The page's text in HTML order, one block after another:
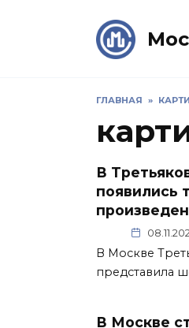
ГЛАВНАЯ »
В
появились
В Москве
представила
В Москве